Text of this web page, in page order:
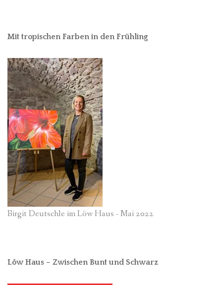
Mit tropischen Farben in den Frühling
Birgit Deutschle im Löw Haus - Mai 2022
Löw Haus – Zwischen Bunt und Schwarz